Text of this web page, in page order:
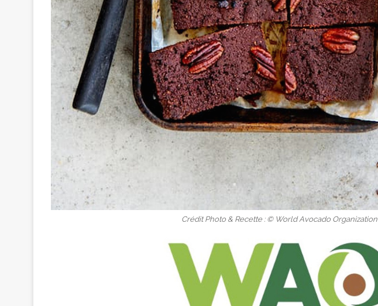
Crédit Photo & Recette : © World Avocado Organization